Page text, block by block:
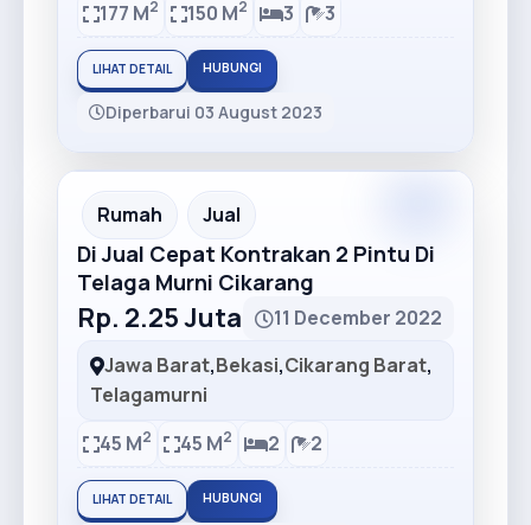
177 M2 150 M2 3 3
LIHAT DETAIL HUBUNGI
Diperbarui 03 August 2023
Recommended
Rumah Jual
Di Jual Cepat Kontrakan 2 Pintu Di
Telaga Murni Cikarang
Rp. 2.25 Juta
11 December 2022
Jawa Barat,Bekasi,Cikarang Barat,
Telagamurni
45 M2 45 M2 2 2
LIHAT DETAIL HUBUNGI